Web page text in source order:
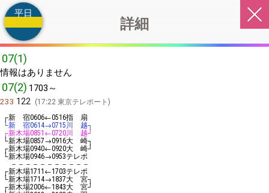
詳細
平日
07(1)
情報はありません
07(2) 1703～
233 122
17:22 東京テレポート
┌新 宿0606←0516指 扇
└新 宿0614→0715川 越┐
┌新木場0851 ←0720川 越┘
└新木場0857→0916大 崎┐
┌新木場0940←0920大 崎┘
└新木場0946→0953テレポ
－－－－－－－－－－－
┌新木場1711 ←1703テレポ
└新木場1714→1837大 宮┐
┌新木場2006←1843大 宮┘